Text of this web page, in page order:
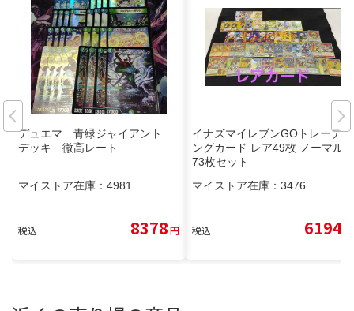
デュエマ 青緑ジャイアント
デッキ 微高レート
マイストア在庫： 4981
税込 8378円
イナズマイレブンGOトレーディ
ングカード レア49枚 ノーマル2
73枚セット
マイストア在庫： 3476
税込 6194